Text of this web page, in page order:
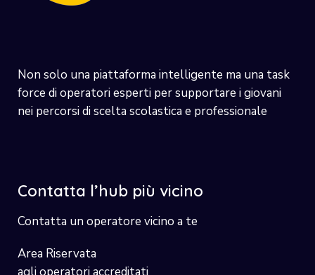
Non solo una piattaforma intelligente ma una task
force di operatori esperti per supportare i giovani
nei percorsi di scelta scolastica e professionale
Contatta l’hub più vicino
Contatta un operatore vicino a te
Area Riservata
agli operatori accreditati